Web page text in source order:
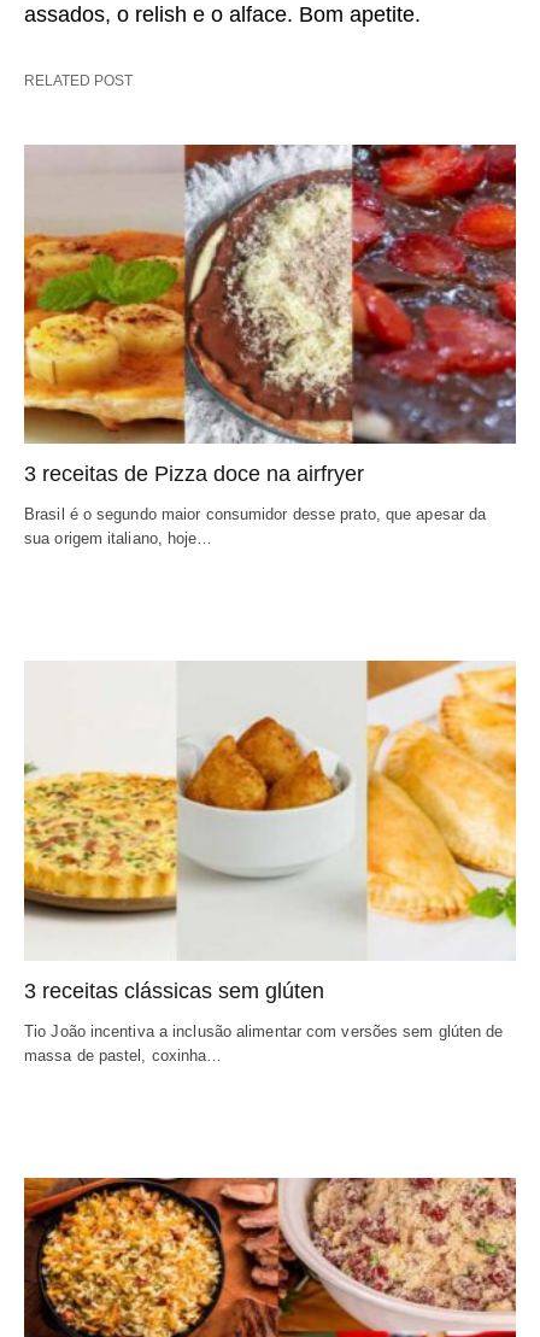
assados, o relish e o alface. Bom apetite.
RELATED POST
3 receitas de Pizza doce na airfryer
Brasil é o segundo maior consumidor desse prato, que apesar da
sua origem italiano, hoje…
3 receitas clássicas sem glúten
Tio João incentiva a inclusão alimentar com versões sem glúten de
massa de pastel, coxinha…